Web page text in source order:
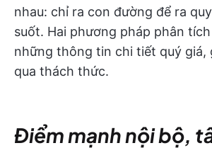
nhau: chỉ ra con đường để ra
suốt. Hai phương pháp phân
những thông tin chi tiết quý giá,
qua thách thức.
Điểm mạnh nội bộ,